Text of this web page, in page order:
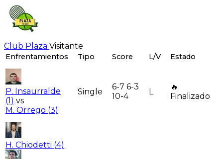
Club Plaza Visitante
Enfrentamientos Tipo Score L/V Estado
P. Insaurralde
(1) vs
M. Orrego (3)
Single
6-7 6-3
10-4
L
🔥
Finalizado
H. Chiodetti (4)